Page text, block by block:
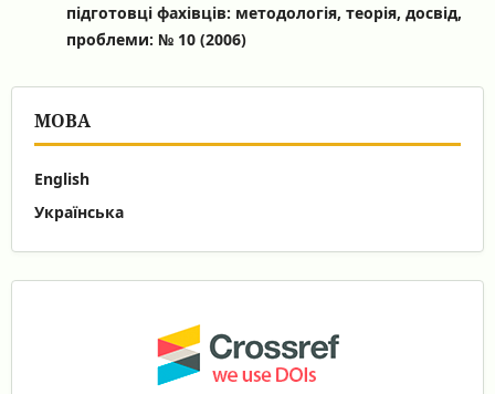
підготовці фахівців: методологія, теорія, досвід,
проблеми: № 10 (2006)
МОВА
English
Українська